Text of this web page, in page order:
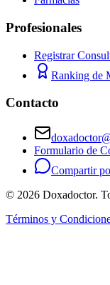
Profesionales
Registrar
Ranking de
Contacto
Formulario de
Compartir
© 2026 Doxadoctor.
Términos y